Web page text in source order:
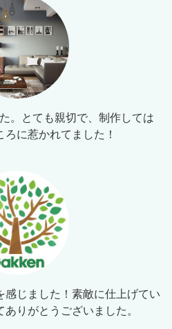
。とても親切で、制作しては
に惹かれてました！
感じました！素敵に仕上げてい
りがとうございました。